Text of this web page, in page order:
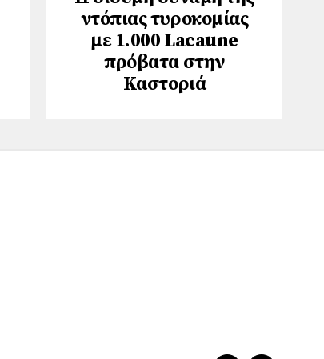
ντόπιας τυροκομίας
με 1.000 Lacaune
πρόβατα στην
Καστοριά